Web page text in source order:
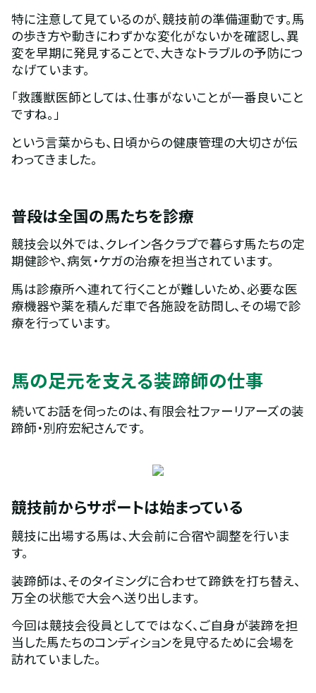
特に注意して見ているのが、競技前の準備運動です。馬
の歩き方や動きにわずかな変化がないかを確認し、異
変を早期に発見することで、大きなトラブルの予防につ
なげています。
「救護獣医師としては、仕事がないことが一番良いこと
ですね。」
という言葉からも、日頃からの健康管理の大切さが伝
わってきました。
普段は全国の馬たちを診療
競技会以外では、クレイン各クラブで暮らす馬たちの定
期健診や、病気・ケガの治療を担当されています。
馬は診療所へ連れて行くことが難しいため、必要な医
療機器や薬を積んだ車で各施設を訪問し、その場で診
療を行っています。
馬の足元を支える装蹄師の仕事
続いてお話を伺ったのは、有限会社ファーリアーズの装
蹄師・別府宏紀さんです。
競技前からサポートは始まっている
競技に出場する馬は、大会前に合宿や調整を行いま
す。
装蹄師は、そのタイミングに合わせて蹄鉄を打ち替え、
万全の状態で大会へ送り出します。
今回は競技会役員としてではなく、ご自身が装蹄を担
当した馬たちのコンディションを見守るために会場を
訪れていました。